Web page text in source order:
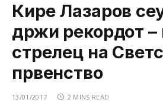
Кире Лазаров
држи рекордот –
стрелец на
првенство
13/01/2017 2 MINS READ